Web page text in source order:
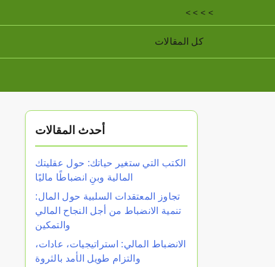
< < < <
كل المقالات
أحدث المقالات
الكتب التي ستغير حياتك: حول عقليتك
المالية وبنِ انضباطًا ماليًا
تجاوز المعتقدات السلبية حول المال:
تنمية الانضباط من أجل النجاح المالي
والتمكين
الانضباط المالي: استراتيجيات، عادات،
والتزام طويل الأمد بالثروة